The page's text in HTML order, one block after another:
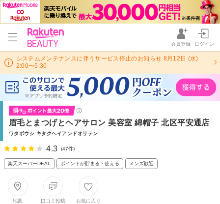
会員登録 ログイン
システムメンテナンスに伴うサービス停止のお知らせ 8月12日 (水)
2:00〜5:30
眉毛とまつげとヘアサロン 美容室 綿帽子 北区平安通店
ワタボウシ キタクヘイアンドオリテン
4.3 (47件)
楽天スーパーDEAL ポイントが貯まる・使える メンズ歓迎
地図
口コミ投稿
お気に入り